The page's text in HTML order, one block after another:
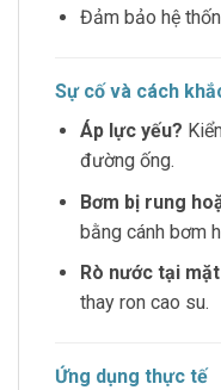
Đảm bảo hệ
Sự cố và cách
Áp lực yếu?
đường ống.
Bơm bị rung
bằng cánh bơm
Rò nước tại
thay ron cao su.
Ứng dụng thực tế